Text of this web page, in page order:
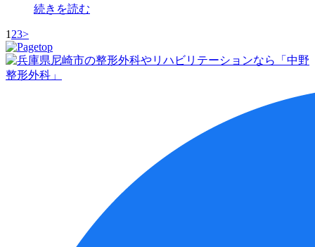
続きを読む
1 23>